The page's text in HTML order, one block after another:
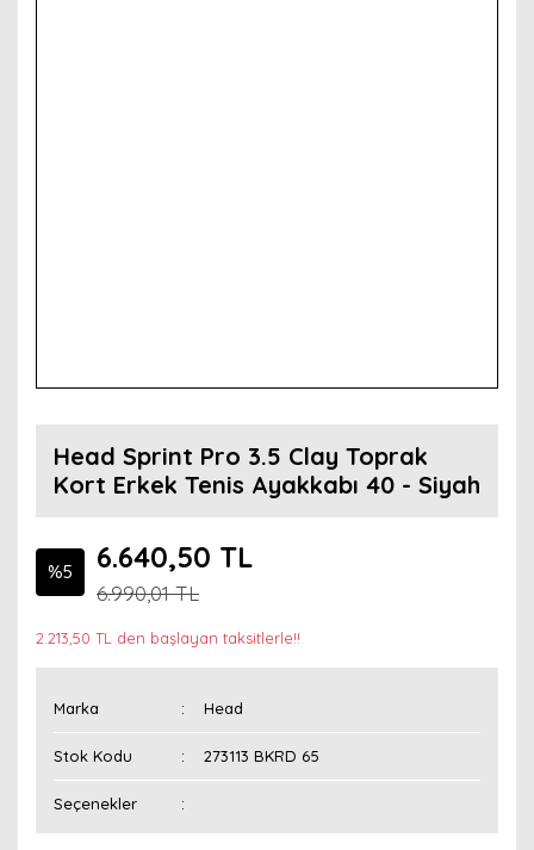
Head Sprint Pro 3.5 Clay Toprak
Kort Erkek Tenis Ayakkabı 40 - Siyah
%5 6.640,50 TL
6.990,01 TL
2.213,50 TL den başlayan taksitlerle!!
Marka Head
Stok Kodu 273113 BKRD 65
Seçenekler